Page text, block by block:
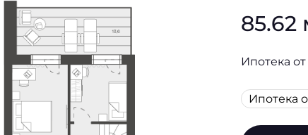
85.62
Ипотека от
Ипотека